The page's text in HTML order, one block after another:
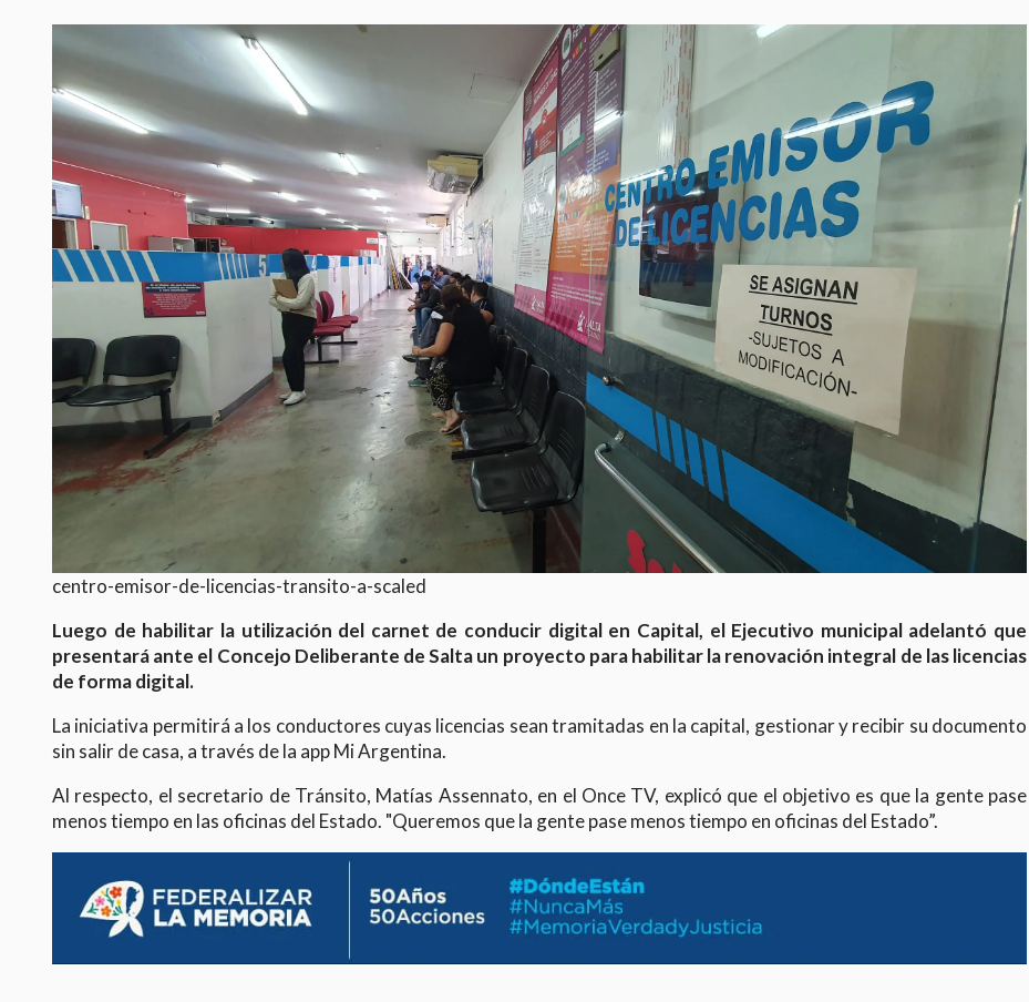
centro-emisor-de-licencias-transito-a-scaled
Luego de habilitar la utilización del carnet de conducir digital en Capital, el Ejecutivo municipal adelantó que
presentará ante el Concejo Deliberante de Salta un proyecto para habilitar la renovación integral de las licencias
de forma digital.
La iniciativa permitirá a los conductores cuyas licencias sean tramitadas en la capital, gestionar y recibir su documento
sin salir de casa, a través de la app Mi Argentina.
Al respecto, el secretario de Tránsito, Matías Assennato, en el Once TV, explicó que el objetivo es que la gente pase
menos tiempo en las oficinas del Estado. "Queremos que la gente pase menos tiempo en oficinas del Estado”.